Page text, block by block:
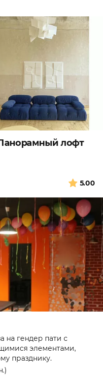
Панорамный лофт
5.00
на гендер пати с
элементами,
празднику.